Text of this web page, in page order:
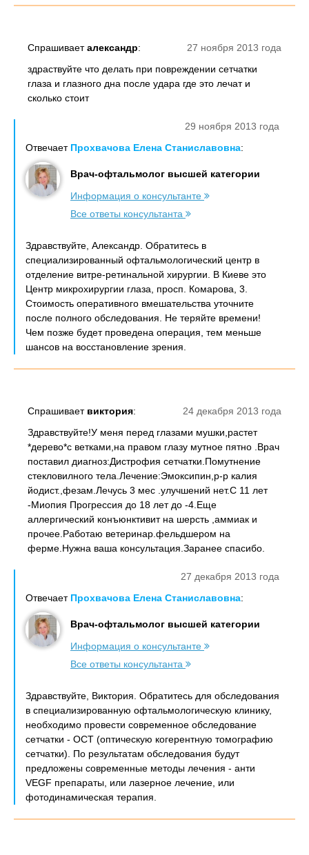
27 ноября 2013 года
Спрашиваеталександр:
здраствуйте что делать при повреждении сетчатки
глаза и глазного дна после удара где это лечат и
сколько стоит
29 ноября 2013 года
Отвечает Прохвачова Елена Станиславовна:
Врач-офтальмолог высшей категории
Информация о консультанте
Все ответы консультанта
Здравствуйте, Александр. Обратитесь в
специализированный офтальмологический центр в
отделение витре-ретинальной хирургии. В Киеве это
Центр микрохирургии глаза, просп. Комарова, 3.
Стоимость оперативного вмешательства уточните
после полного обследования. Не теряйте времени!
Чем позже будет проведена операция, тем меньше
шансов на восстановление зрения.
24 декабря 2013 года
Спрашивает виктория:
Здравствуйте!У меня перед глазами мушки,растет
*дерево*с ветками,на правом глазу мутное пятно .Врач
поставил диагноз:Дистрофия сетчатки.Помутнение
стекловилного тела.Лечение:Эмоксипин,р-р калия
йодист.,фезам.Лечусь 3 мес .улучшений нет.С 11 лет
-Миопия Прогрессия до 18 лет до -4.Еще
аллергический конъюнктивит на шерсть ,аммиак и
прочее.Работаю ветеринар.фельдшером на
ферме.Нужна ваша консультация.Заранее спасибо.
27 декабря 2013 года
Отвечает Прохвачова Елена Станиславовна:
Врач-офтальмолог высшей категории
Информация о консультанте
Все ответы консультанта
Здравствуйте, Виктория. Обратитесь для обследования
в специализированную офтальмологическую клинику,
необходимо провести современное обследование
сетчатки - ОСТ (оптическую когерентную томографию
сетчатки). По результатам обследования будут
предложены современные методы лечения - анти
VEGF препараты, или лазерное лечение, или
фотодинамическая терапия.